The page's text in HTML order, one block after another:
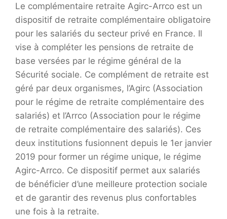
Le complémentaire retraite Agirc-Arrco est un
dispositif de retraite complémentaire obligatoire
pour les salariés du secteur privé en France. Il
vise à compléter les pensions de retraite de
base versées par le régime général de la
Sécurité sociale. Ce complément de retraite est
géré par deux organismes, l’Agirc (Association
pour le régime de retraite complémentaire des
salariés) et l’Arrco (Association pour le régime
de retraite complémentaire des salariés). Ces
deux institutions fusionnent depuis le 1er janvier
2019 pour former un régime unique, le régime
Agirc-Arrco. Ce dispositif permet aux salariés
de bénéficier d’une meilleure protection sociale
et de garantir des revenus plus confortables
une fois à la retraite.